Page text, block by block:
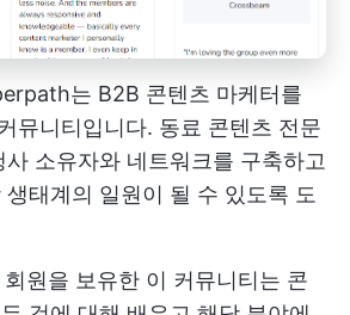
는 B2B 콘텐츠 마케터를
뮤니티입니다. 동료 콘텐츠 전문
소유자와 네트워크를 구축하고
태계의 일원이 될 수 있도록 도
원을 보유한 이 커뮤니티는 콘